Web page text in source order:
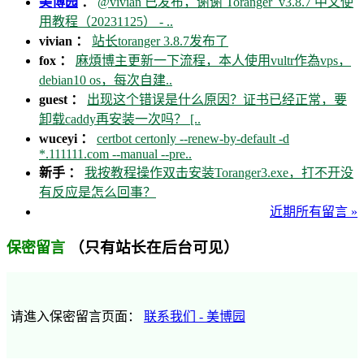
用教程（20231125） - ..
vivian ： 站长toranger 3.8.7发布了
fox ： 麻煩博主更新一下流程，本人使用vultr作為vps，
debian10 os，每次自建..
guest ： 出现这个错误是什么原因？证书已经正常，要
卸载caddy再安装一次吗？ [..
wuceyi ： certbot certonly --renew-by-default -d
*.111111.com --manual --pre..
新手 ： 我按教程操作双击安装Toranger3.exe，打不开没
有反应是怎么回事？
近期所有留言 »
保密留言 （只有站长在后台可见）
请進入保密留言页面： 联系我们 - 美博园